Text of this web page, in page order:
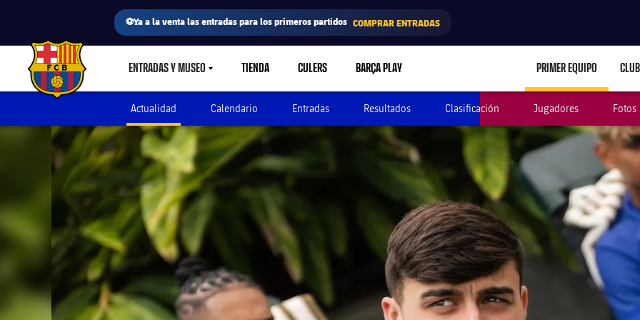
⚽Ya a la venta las entradas para los primeros partidos COMPRAR ENTRADAS
FC Barcelona club badge ENTRADAS Y MUSEOLABEL.SHARE.CARETDOWN
TIENDA CULERS BARÇA PLAY PRIMER EQUIPO CLUB
Actualidad Calendario Entradas Resultados Clasificación Jugadores Fotos